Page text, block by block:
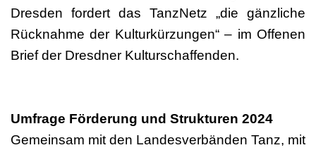
Dresden fordert das TanzNetz „die gänzliche
Rücknahme der Kulturkürzungen“ – im Offenen
Brief der Dresdner Kulturschaffenden.
Umfrage Förderung und Strukturen 2024
Gemeinsam mit den Landesverbänden Tanz, mit